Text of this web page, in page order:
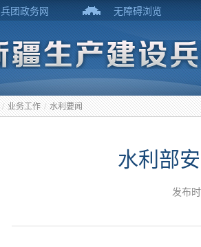
兵团政务网 无障碍浏览
/ 业务工作 / 水利要闻
水利部
发布